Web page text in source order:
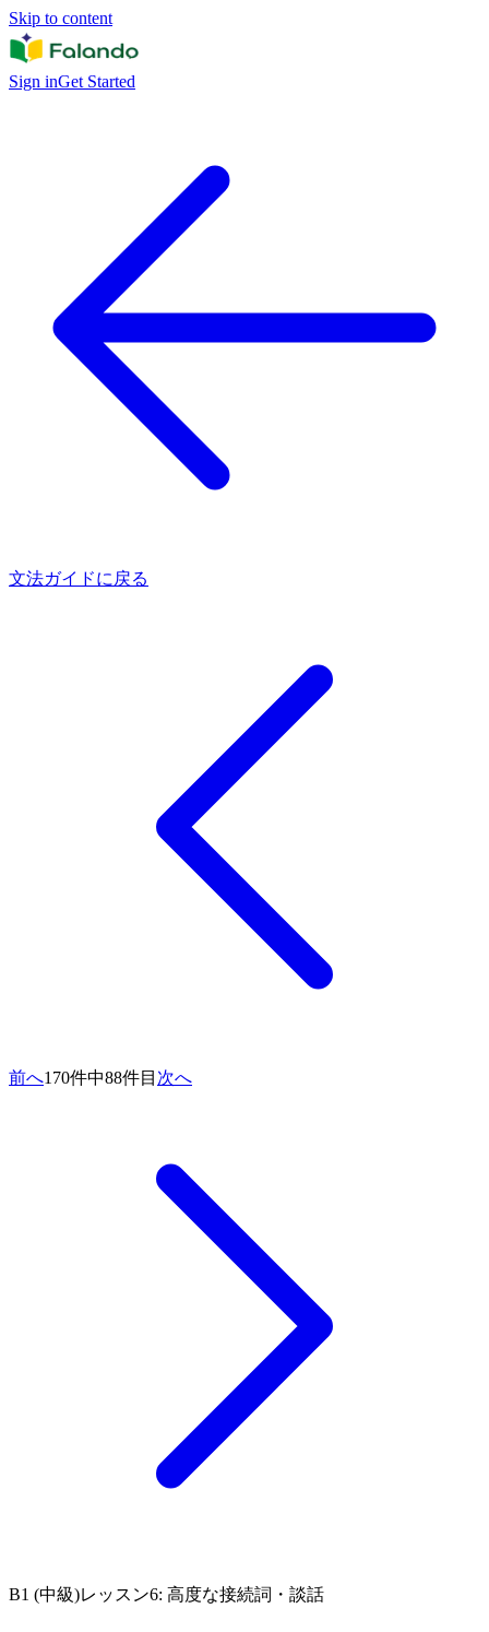
Skip to content
Sign inGet Started
文法ガイドに戻る
前へ170件中88件目 次へ
B1 (中級)レッスン6: 高度な接続詞・談話